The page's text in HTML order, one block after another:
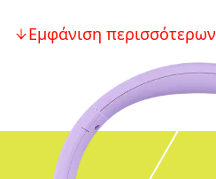
Εμφάνιση περισσότερων